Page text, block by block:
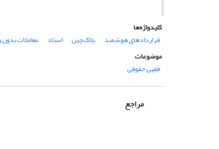
کلیدواژه‌ها
قراردادهای هوشمند
بلاک‌چین اسناد
معاملات
موضوعات
فقهی حقوقی
مراجع